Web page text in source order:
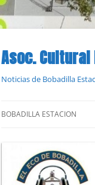
Saltar
contenido
Asoc. Cultural
Noticias de Bobadilla
BOBADILLA ESTACION